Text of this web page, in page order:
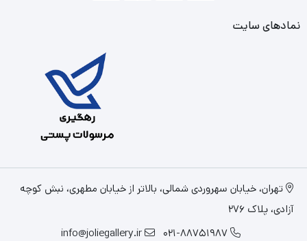
نمادهای سایت
تهران، خیابان سهروردی شمالی، بالاتر از خیابان مطهری، نبش کوچه
آزادی، پلاک 276
021-88751987
info@joliegallery.ir